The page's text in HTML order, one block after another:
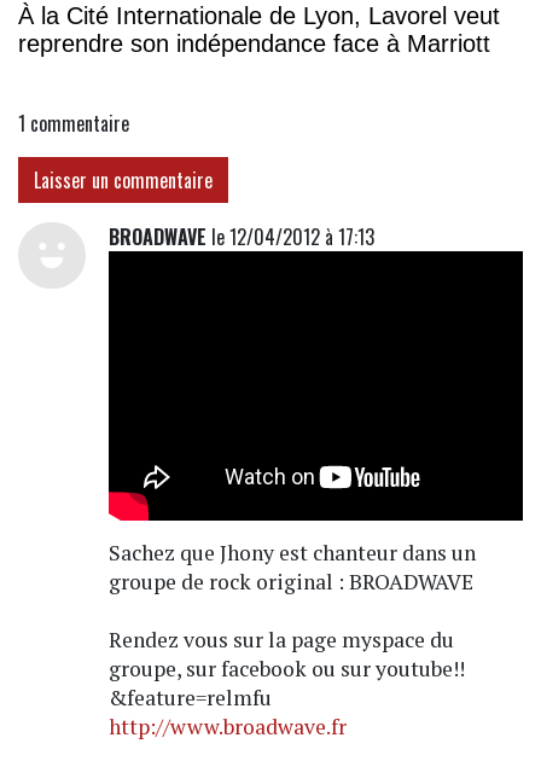
À la Cité Internationale de Lyon, Lavorel veut
reprendre son indépendance face à Marriott
1 commentaire
Laisser un commentaire
BROADWAVE le 12/04/2012 à 17:13
Sachez que Jhony est chanteur dans un
groupe de rock original : BROADWAVE
Rendez vous sur la page myspace du
groupe, sur facebook ou sur youtube!!
&feature=relmfu
http://www.broadwave.fr